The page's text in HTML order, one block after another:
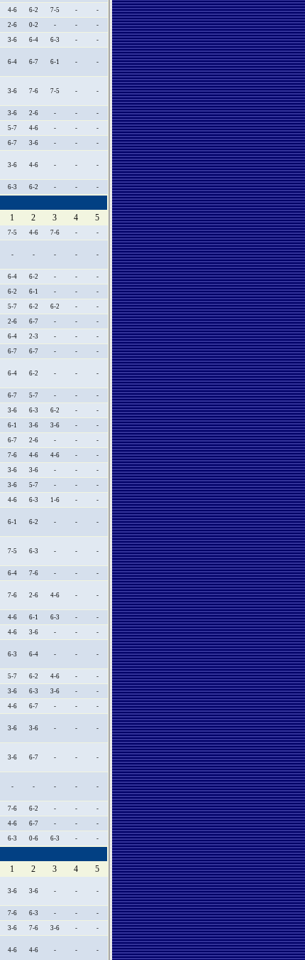
4-6 6-2 7-5 - -
2-6 0-2 - - -
3-6 6-4 6-3 - -
6-4 6-7 6-1 - -
3-6 7-6 7-5 - -
3-6 2-6 - - -
5-7 4-6 - - -
6-7 3-6 - - -
3-6 4-6 - - -
6-3 6-2 - - -
1 2 3 4 5
7-5 4-6 7-6 - -
- - - - -
6-4 6-2 - - -
6-2 6-1 - - -
5-7 6-2 6-2 - -
2-6 6-7 - - -
6-4 2-3 - - -
6-7 6-7 - - -
6-4 6-2 - - -
6-7 5-7 - - -
3-6 6-3 6-2 - -
6-1 3-6 3-6 - -
6-7 2-6 - - -
7-6 4-6 4-6 - -
3-6 3-6 - - -
3-6 5-7 - - -
4-6 6-3 1-6 - -
6-1 6-2 - - -
7-5 6-3 - - -
6-4 7-6 - - -
7-6 2-6 4-6 - -
4-6 6-1 6-3 - -
4-6 3-6 - - -
6-3 6-4 - - -
5-7 6-2 4-6 - -
3-6 6-3 3-6 - -
4-6 6-7 - - -
3-6 3-6 - - -
3-6 6-7 - - -
- - - - -
7-6 6-2 - - -
4-6 6-7 - - -
6-3 0-6 6-3 - -
1 2 3 4 5
3-6 3-6 - - -
7-6 6-3 - - -
3-6 7-6 3-6 - -
4-6 4-6 - - -